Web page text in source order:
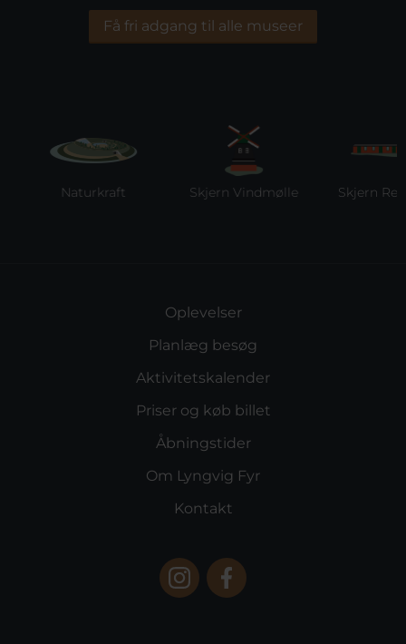
Få fri adgang til alle museer
Naturkraft Skjern Vindmølle Skjern
Oplevelser
Planlæg besøg
Aktivitetskalender
Priser og køb billet
Åbningstider
Om Lyngvig Fyr
Kontakt